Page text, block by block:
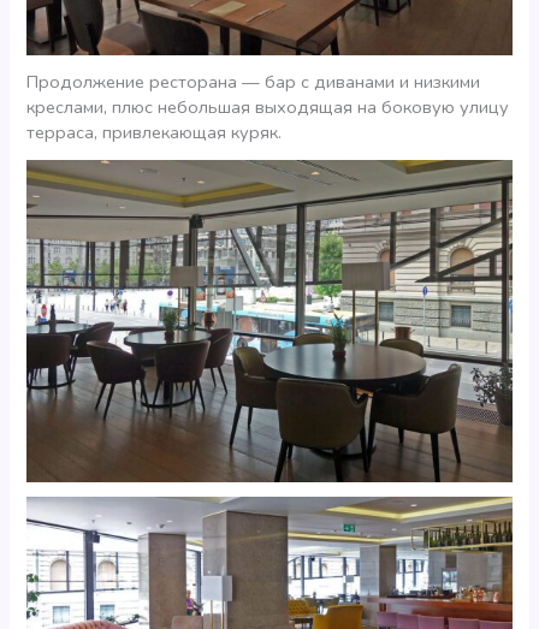
Продолжение ресторана — бар с диванами и низкими
креслами, плюс небольшая выходящая на боковую улицу
терраса, привлекающая куряк.